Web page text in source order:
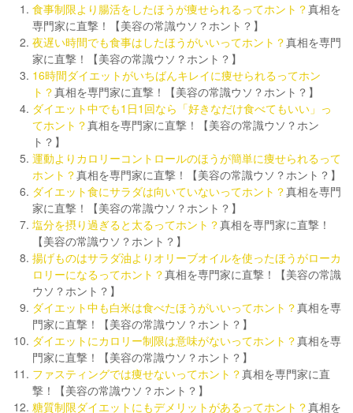
食事制限より腸活をしたほうが痩せられるってホント？真相を
専門家に直撃！【美容の常識ウソ？ホント？】
夜遅い時間でも食事はしたほうがいいってホント？真相を専門
家に直撃！【美容の常識ウソ？ホント？】
16時間ダイエットがいちばんキレイに痩せられるってホン
ト？真相を専門家に直撃！【美容の常識ウソ？ホント？】
ダイエット中でも1日1回なら「好きなだけ食べてもいい」っ
てホント？真相を専門家に直撃！【美容の常識ウソ？ホン
ト？】
運動よりカロリーコントロールのほうが簡単に痩せられるって
ホント？真相を専門家に直撃！【美容の常識ウソ？ホント？】
ダイエット食にサラダは向いていないってホント？真相を専門
家に直撃！【美容の常識ウソ？ホント？】
塩分を摂り過ぎると太るってホント？真相を専門家に直撃！
【美容の常識ウソ？ホント？】
揚げものはサラダ油よりオリーブオイルを使ったほうがローカ
ロリーになるってホント？真相を専門家に直撃！【美容の常識
ウソ？ホント？】
ダイエット中も白米は食べたほうがいいってホント？真相を専
門家に直撃！【美容の常識ウソ？ホント？】
ダイエットにカロリー制限は意味がないってホント？真相を専
門家に直撃！【美容の常識ウソ？ホント？】
ファスティングでは痩せないってホント？真相を専門家に直
撃！【美容の常識ウソ？ホント？】
糖質制限ダイエットにもデメリットがあるってホント？真相を